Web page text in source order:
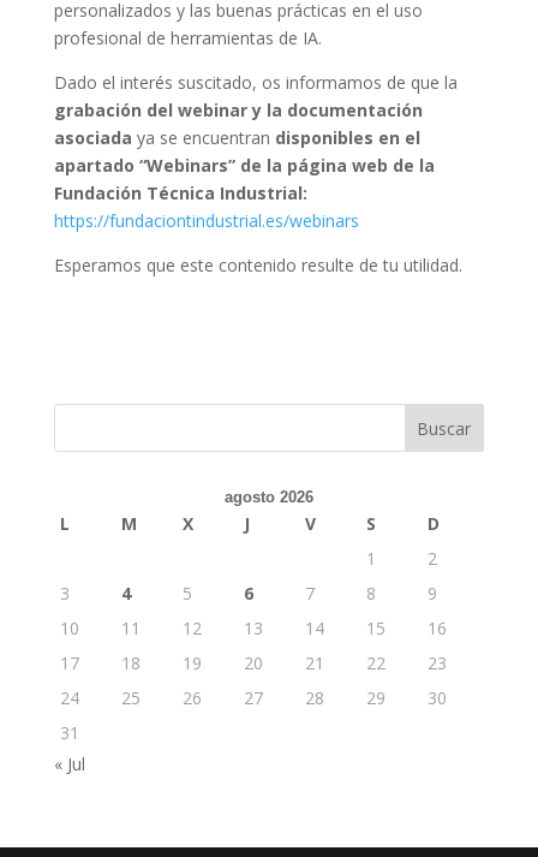
personalizados y las buenas prácticas en el uso
profesional de herramientas de IA.
Dado el interés suscitado, os informamos de que la
grabación del webinar y la documentación
asociada ya se encuentran disponibles en el
apartado “Webinars” de la página web de la
Fundación Técnica Industrial:
https://fundaciontindustrial.es/webinars
Esperamos que este contenido resulte de tu utilidad.
Buscar
agosto 2026
L M X J V S
D
1
2
3
4 5 6 7 8
9
10
11 12 13 14 15
16
17
18 19 20 21 22
23
24
25 26 27 28 29
30
31
« Jul